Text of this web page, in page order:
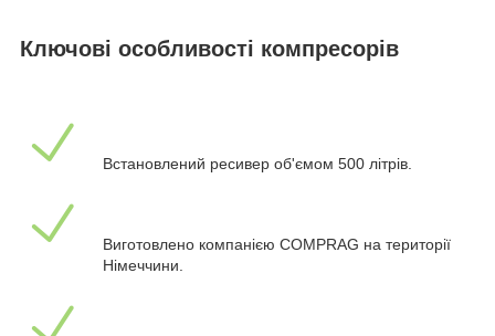
Ключові особливості компресорів
Встановлений ресивер об'ємом 500 літрів.
Виготовлено компанією COMPRAG на території
Німеччини.